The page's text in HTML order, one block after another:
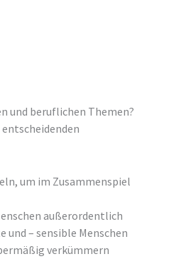
und beruflichen Themen?
um im Zusammenspiel
außerordentlich
– sensible Menschen
verkümmern